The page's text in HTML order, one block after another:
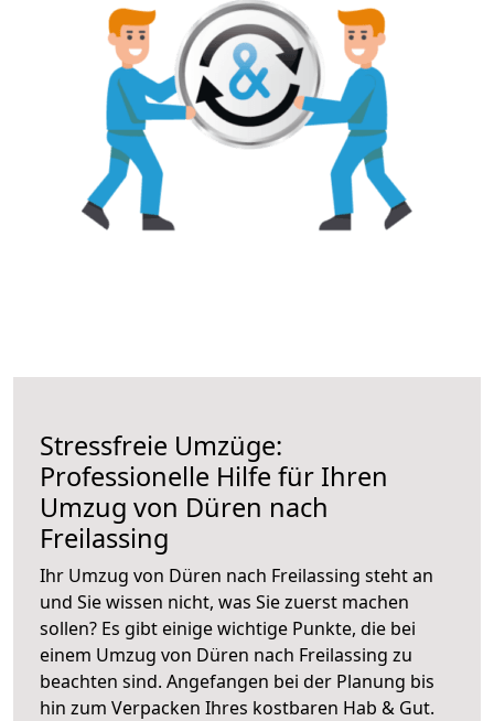
Stressfreie Umzüge:
Professionelle Hilfe für Ihren
Umzug von Düren nach
Freilassing
Ihr Umzug von Düren nach Freilassing steht an
und Sie wissen nicht, was Sie zuerst machen
sollen? Es gibt einige wichtige Punkte, die bei
einem Umzug von Düren nach Freilassing zu
beachten sind. Angefangen bei der Planung bis
hin zum Verpacken Ihres kostbaren Hab & Gut.